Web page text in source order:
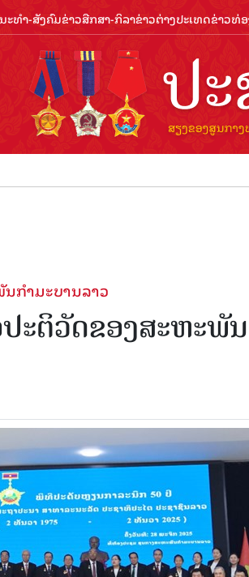
ະທຳ-ສັງຄົມຂ່າວສືກສາ-ກິລາຂ່າວຕ່າງປະເທດຂ່າວທ່
ກໍາມະບານລາວ
ະຕິວັດຂອງສະຫະພັ